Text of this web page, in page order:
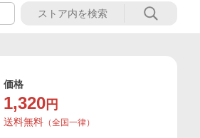
価格
1,320 円
送料無料 （全国一律）